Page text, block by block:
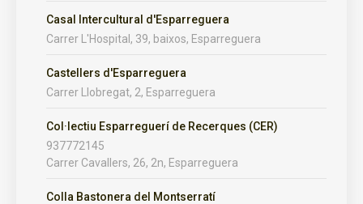
Casal Intercultural d'Esparreguera
Carrer L'Hospital, 39, baixos, Esparreguera
Castellers d'Esparreguera
Carrer Llobregat, 2, Esparreguera
Col·lectiu Esparreguerí de Recerques (CER)
937772145
Carrer Cavallers, 26, 2n, Esparreguera
Colla Bastonera del Montserratí